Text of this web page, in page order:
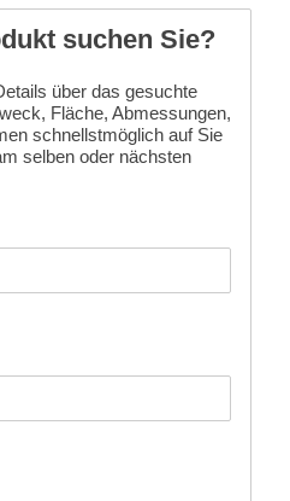
suchen Sie?
über das gesuchte
Fläche, Abmessungen,
schnellstmöglich auf Sie
selben oder nächsten